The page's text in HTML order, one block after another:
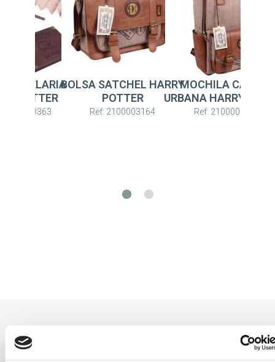
HARRY
POTTER
2100003164
MOCHILA CASUAL
URBANA HARRY POTTER
Ref: 2100003163
SET DE
HARRY POTTER
Ref: 2100003363